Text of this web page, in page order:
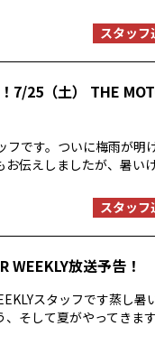
スタッフ
7/25（土） THE
フです。ついに梅雨が明
伝えしましたが、暑い
スタッフ
WEEKLY放送予告！
スタッフです蒸し暑
そして夏がやってきます